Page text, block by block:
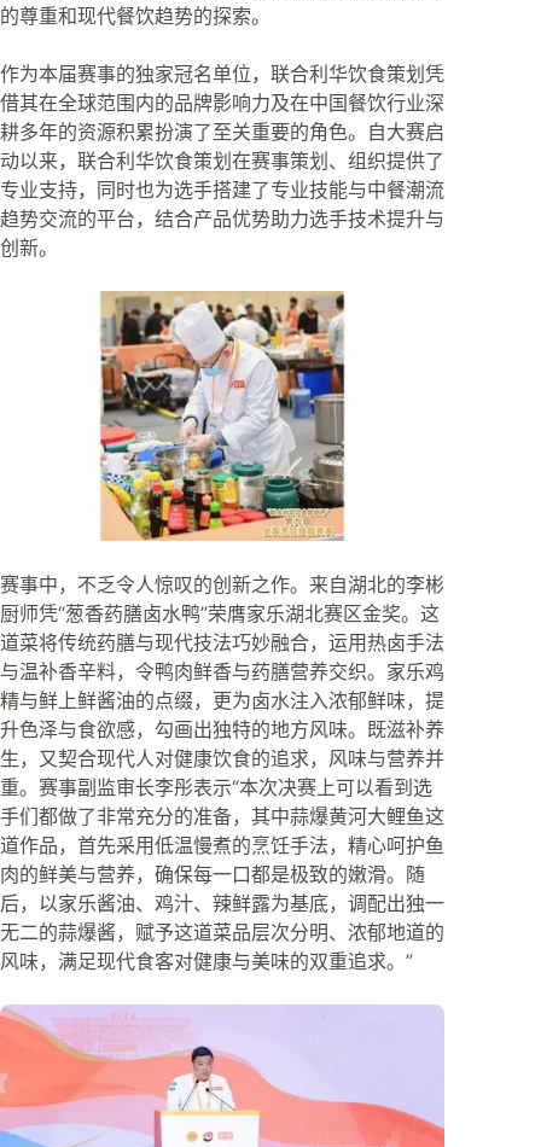
的尊重和现代餐饮趋势的探索。
作为本届赛事的独家冠名单位，联合利华饮食策划凭
借其在全球范围内的品牌影响力及在中国餐饮行业深
耕多年的资源积累扮演了至关重要的角色。自大赛启
动以来，联合利华饮食策划在赛事策划、组织提供了
专业支持，同时也为选手搭建了专业技能与中餐潮流
趋势交流的平台，结合产品优势助力选手技术提升与
创新。
赛事中，不乏令人惊叹的创新之作。来自湖北的李彬
厨师凭“葱香药膳卤水鸭”荣膺家乐湖北赛区金奖。这
道菜将传统药膳与现代技法巧妙融合，运用热卤手法
与温补香辛料，令鸭肉鲜香与药膳营养交织。家乐鸡
精与鲜上鲜酱油的点缀，更为卤水注入浓郁鲜味，提
升色泽与食欲感，勾画出独特的地方风味。既滋补养
生，又契合现代人对健康饮食的追求，风味与营养并
重。赛事副监审长李彤表示“本次决赛上可以看到选
手们都做了非常充分的准备，其中蒜爆黄河大鲤鱼这
道作品，首先采用低温慢煮的烹饪手法，精心呵护鱼
肉的鲜美与营养，确保每一口都是极致的嫩滑。随
后，以家乐酱油、鸡汁、辣鲜露为基底，调配出独一
无二的蒜爆酱，赋予这道菜品层次分明、浓郁地道的
风味，满足现代食客对健康与美味的双重追求。”